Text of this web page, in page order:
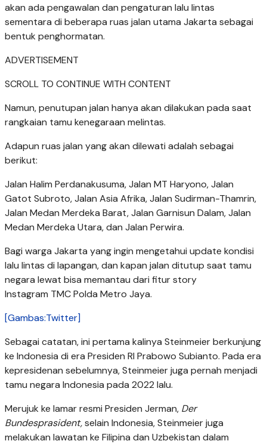
akan ada pengawalan dan pengaturan lalu lintas
sementara di beberapa ruas jalan utama Jakarta sebagai
bentuk penghormatan.
ADVERTISEMENT
SCROLL TO CONTINUE WITH CONTENT
Namun, penutupan jalan hanya akan dilakukan pada saat
rangkaian tamu kenegaraan melintas.
Adapun ruas jalan yang akan dilewati adalah sebagai
berikut:
Jalan Halim Perdanakusuma, Jalan MT Haryono, Jalan
Gatot Subroto, Jalan Asia Afrika, Jalan Sudirman-Thamrin,
Jalan Medan Merdeka Barat, Jalan Garnisun Dalam, Jalan
Medan Merdeka Utara, dan Jalan Perwira.
Bagi warga Jakarta yang ingin mengetahui update kondisi
lalu lintas di lapangan, dan kapan jalan ditutup saat tamu
negara lewat bisa memantau dari fitur story
Instagram TMC Polda Metro Jaya.
[Gambas:Twitter]
Sebagai catatan, ini pertama kalinya Steinmeier berkunjung
ke Indonesia di era Presiden RI Prabowo Subianto. Pada era
kepresidenan sebelumnya, Steinmeier juga pernah menjadi
tamu negara Indonesia pada 2022 lalu.
Merujuk ke lamar resmi Presiden Jerman, Der
Bundesprasident,selain Indonesia, Steinmeier juga
melakukan lawatan ke Filipina dan Uzbekistan dalam